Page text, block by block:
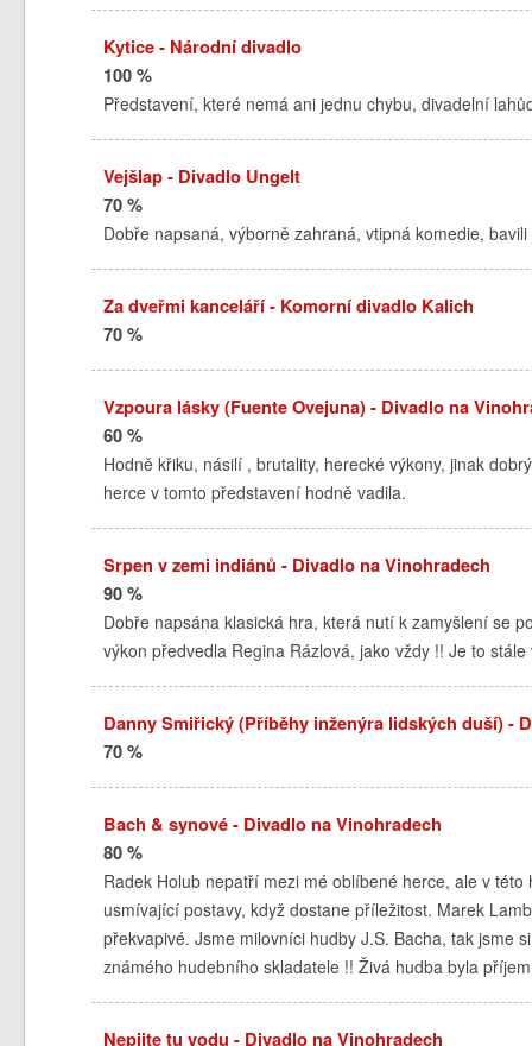
Kytice - Národní divadlo
100 %
Představení, které nemá ani jednu chybu, divadelní
Vejšlap - Divadlo Ungelt
70 %
Dobře napsaná, výborně zahraná, vtipná komedie, bavili
Za dveřmi kanceláří - Komorní divadlo Kalich
70 %
Vzpoura lásky (Fuente Ovejuna) - Divadlo na
60 %
Hodně křiku, násilí , brutality, herecké výkony, jinak
herce v tomto představení hodně vadila.
Srpen v zemi indiánů - Divadlo na Vinohradech
90 %
Dobře napsána klasická hra, která nutí k zamyšlení se
výkon předvedla Regina Rázlová, jako vždy !! Je to
Danny Smiřický (Příběhy inženýra lidských duší) -
70 %
Bach & synové - Divadlo na Vinohradech
80 %
Radek Holub nepatří mezi mé oblíbené herce, ale v
usmívající postavy, když dostane příležitost. Marek
překvapivé. Jsme milovníci hudby J.S. Bacha, tak jsme
známého hudebního skladatele !! Živá hudba byla
Nepijte tu vodu - Divadlo na Vinohradech